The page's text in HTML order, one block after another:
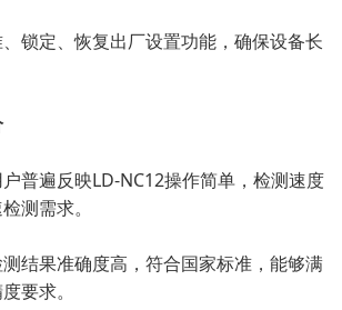
定、恢复出厂设置功能，确保设备长
遍反映LD-NC12操作简单，检测速度
测需求。
果准确度高，符合国家标准，能够满
要求。